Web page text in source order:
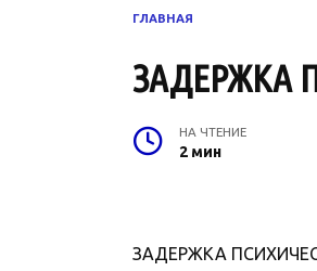
ГЛАВНАЯ
ЗАДЕРЖКА
НА ЧТЕНИЕ
2 мин
ЗАДЕРЖКА